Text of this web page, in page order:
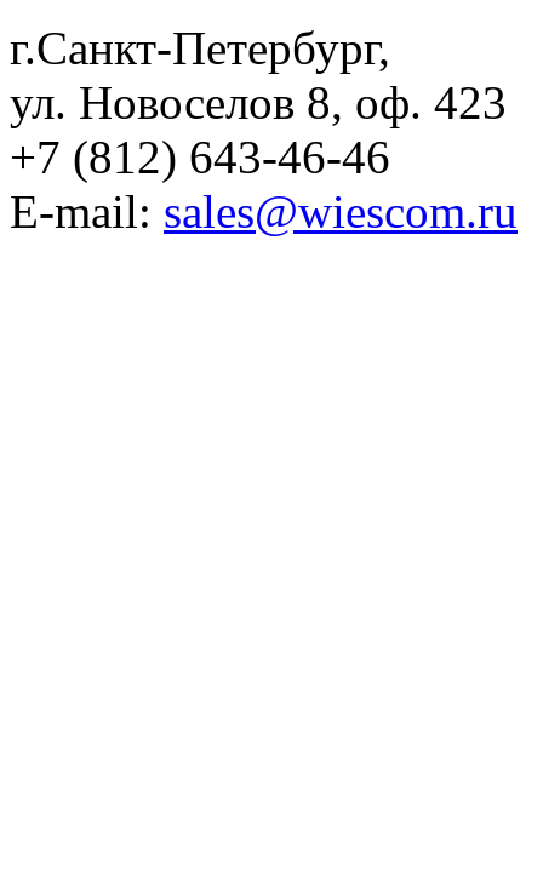
г.Санкт-Петербург,
ул. Новоселов 8, оф. 423
+7 (812) 643-46-46
E-mail: sales@wiescom.ru